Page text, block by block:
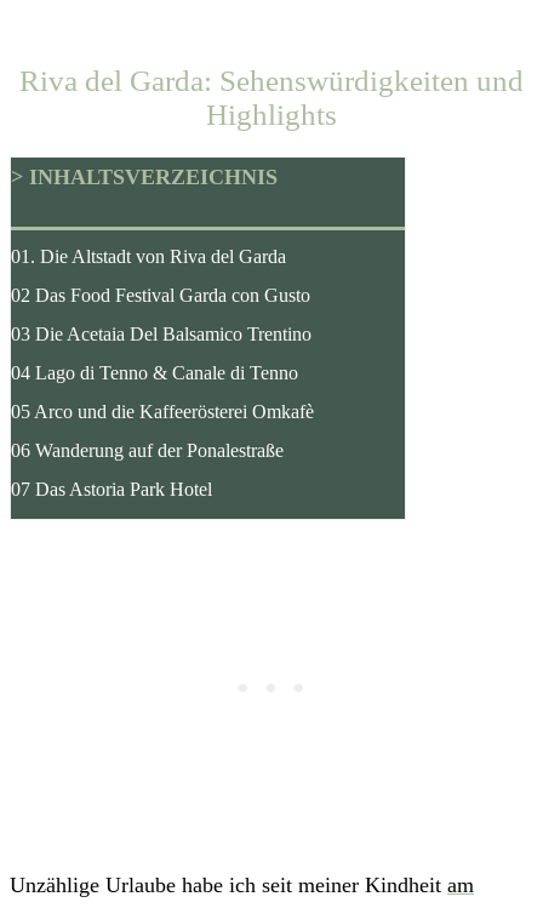
Riva del Garda: Sehenswürdigkeiten und
Highlights
> INHALTSVERZEICHNIS
01. Die Altstadt von Riva del Garda
02 Das Food Festival Garda con Gusto
03 Die Acetaia Del Balsamico Trentino
04 Lago di Tenno & Canale di Tenno
05 Arco und die Kaffeerösterei Omkafè
06 Wanderung auf der Ponalestraße
07 Das Astoria Park Hotel
Unzählige Urlaube habe ich seit meiner Kindheit am